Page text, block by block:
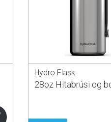
Hydro Flask
28oz Hitabrúsi og